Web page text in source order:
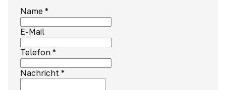
Name *
E-Mail
Telefon *
Nachricht *